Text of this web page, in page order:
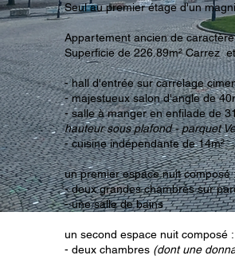
Seul au premier étage d'un
Appartement ancien de
Superficie de 226.89m² Carrez
- hall d'entrée sur carrelage
- majestueux salon d'angle de
- salle à manger en enfilade de
hauteur sous plafond - parquet
- cuisine indépendante de 14m²
un premier espace nuit composé
- deux grandes chambres sur
- une salle de bains
un second espace nuit composé :
- deux chambres (dont une